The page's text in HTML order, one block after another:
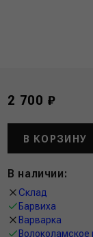
2 700 ₽
В КОРЗИНУ
В наличии:
Склад
Барвиха
Варварка
Волоколамское